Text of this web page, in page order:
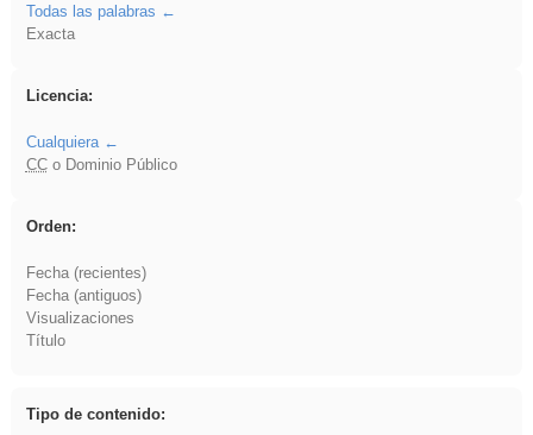
Todas las palabras
Exacta
Licencia:
Cualquiera
CCo Dominio Público
Orden:
Fecha (recientes)
Fecha (antiguos)
Visualizaciones
Título
Tipo de contenido: